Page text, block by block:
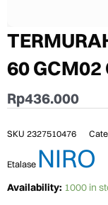
60 GCM02
Rp436.000
SKU 2327510476
Etalase NIRO
Availability: 1000 in
TERMURAH